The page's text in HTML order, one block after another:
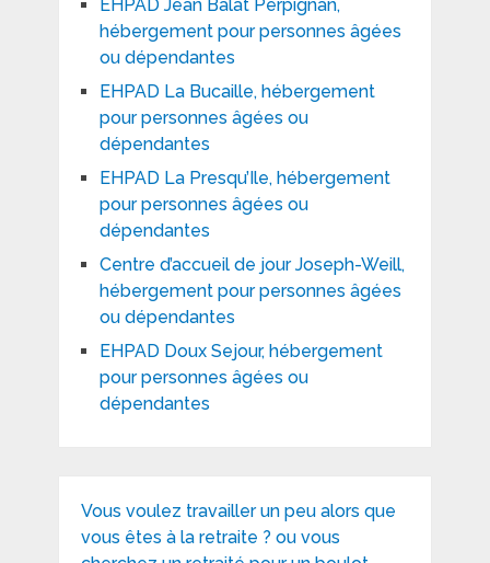
EHPAD Jean Balat Perpignan,
hébergement pour personnes âgées
ou dépendantes
EHPAD La Bucaille, hébergement
pour personnes âgées ou
dépendantes
EHPAD La Presqu’Ile, hébergement
pour personnes âgées ou
dépendantes
Centre d’accueil de jour Joseph-Weill,
hébergement pour personnes âgées
ou dépendantes
EHPAD Doux Sejour, hébergement
pour personnes âgées ou
dépendantes
Vous voulez travailler un peu alors que
vous êtes à la retraite ? ou vous